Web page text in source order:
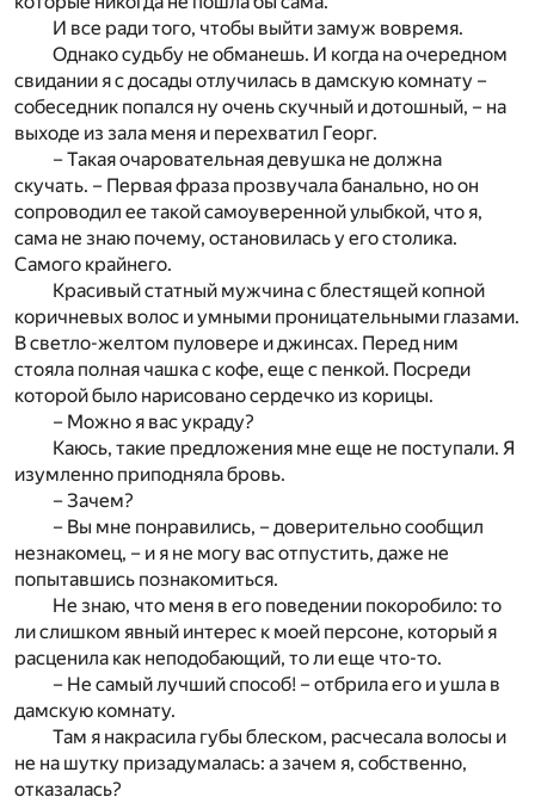
И все ради того, чтобы выйти замуж вовремя.
Однако судьбу не обманешь. И когда на очередном
свидании я с досады отлучилась в дамскую комнату –
собеседник попался ну очень скучный и дотошный, – на
выходе из зала меня и перехватил Георг.
– Такая очаровательная девушка не должна
скучать. – Первая фраза прозвучала банально, но он
сопроводил ее такой самоуверенной улыбкой, что я,
сама не знаю почему, остановилась у его столика.
Самого крайнего.
Красивый статный мужчина с блестящей копной
коричневых волос и умными проницательными глазами.
В светло-желтом пуловере и джинсах. Перед ним
стояла полная чашка с кофе, еще с пенкой. Посреди
которой было нарисовано сердечко из корицы.
– Можно я вас украду?
Каюсь, такие предложения мне еще не поступали. Я
изумленно приподняла бровь.
– Зачем?
– Вы мне понравились, – доверительно сообщил
незнакомец, – и я не могу вас отпустить, даже не
попытавшись познакомиться.
Не знаю, что меня в его поведении покоробило: то
ли слишком явный интерес к моей персоне, который я
расценила как неподобающий, то ли еще что-то.
– Не самый лучший способ! – отбрила его и ушла в
дамскую комнату.
Там я накрасила губы блеском, расчесала волосы и
не на шутку призадумалась: а зачем я, собственно,
отказалась?